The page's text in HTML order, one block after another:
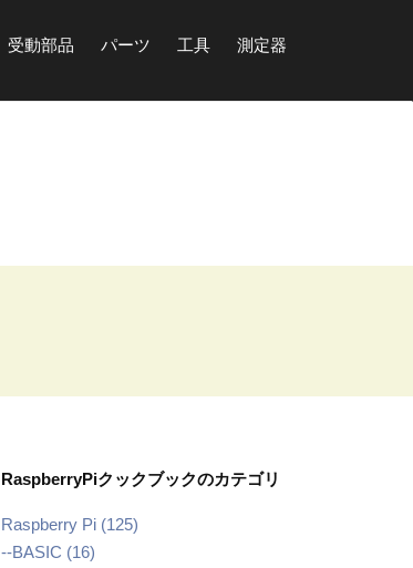
受動部品 パーツ 工具 測定器
RaspberryPiクックブックのカテゴリ
Raspberry Pi (125)
--BASIC (16)